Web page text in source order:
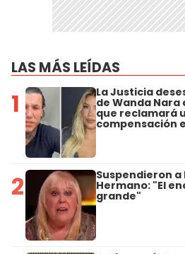
LAS MÁS LEÍDAS
1 La Justicia
de Wanda
que reclamará
compensación
2 Suspendieron a
Hermano: "El
grande"